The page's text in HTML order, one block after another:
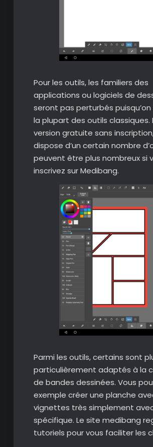
Pour les outils, les familiers des
applications ou logiciels de
seront pas perturbés
la plupart des outils classiques.
version gratuite sans
dispose d’un certain nombre
peuvent être plus nombreux si
inscrivez sur Medibang.
Parmi les outils, certains sont
particulièrement adaptés à la
de bandes dessinées. Vous
exemple créer une planche
vignettes très simplement
spécifique. Le site medibang
tutoriels pour vous faciliter les